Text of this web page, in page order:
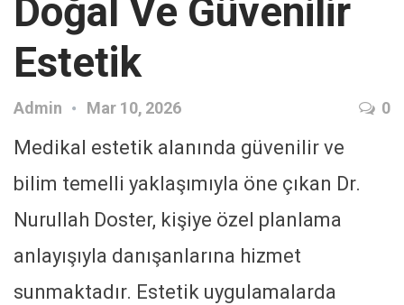
Doğal Ve Güvenilir
Estetik
Admin Mar 10, 2026 0
Medikal estetik alanında güvenilir ve
bilim temelli yaklaşımıyla öne çıkan Dr.
Nurullah Doster, kişiye özel planlama
anlayışıyla danışanlarına hizmet
sunmaktadır. Estetik uygulamalarda